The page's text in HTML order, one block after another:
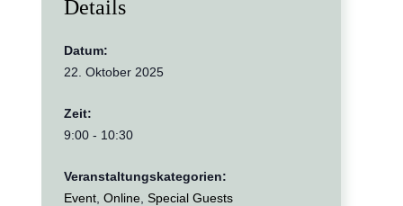
Details
Datum:
22. Oktober 2025
Zeit:
9:00 - 10:30
Veranstaltungskategorien:
Event, Online, Special Guests